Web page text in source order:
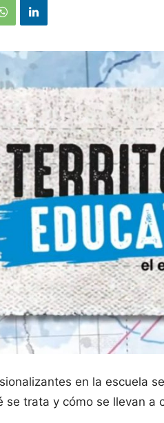
en la escuela
se trata y cómo se llevan a